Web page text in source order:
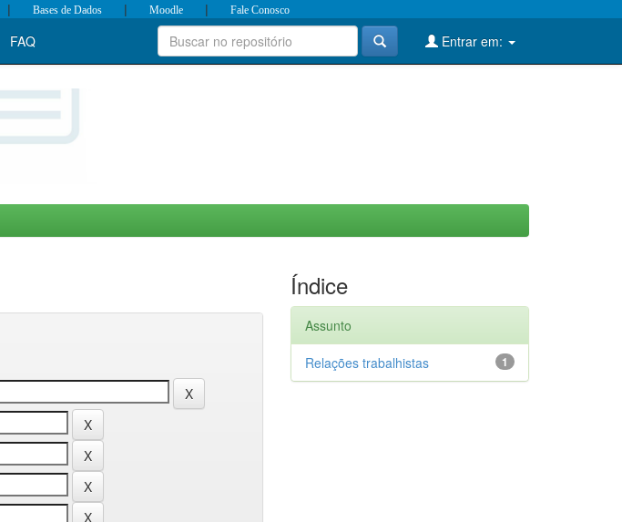
| Bases de Dados | Moodle | Fale Conosco
FAQ Entrar em:
Índice
Assunto
1
Relações trabalhistas